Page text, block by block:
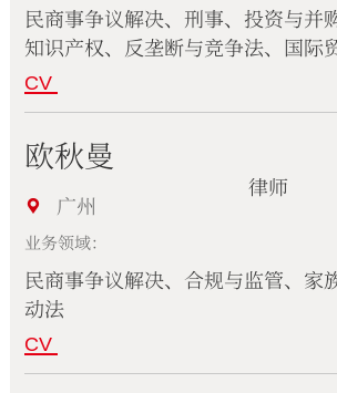
民商事争议解决、刑事、投资与并
知识产权、反垄断与竞争法、国际
CV
欧秋曼
广州
律师
业务领域：
民商事争议解决、合规与监管、家
动法
CV